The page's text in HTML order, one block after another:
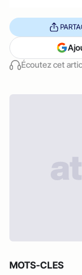
Écoutez cet
MOTS-CLES